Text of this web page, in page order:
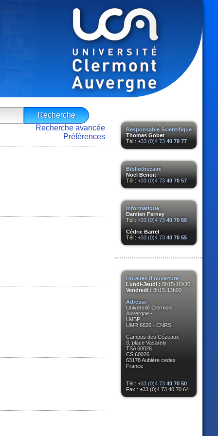
Responsable Scientifique
Thomas Gobet
Tél : +33 (0)4 73 40 79 77
Bibliothécaire
Noël Benoit
Tél : +33 (0)4 73 40 70 57
Informatique
Damien Ferney
Tél : +33 (0)4 73 40 70 68
Cédric Barrel
Tél : +33 (0)4 73 40 70 55
Horaires d'ouverture
Lundi-Jeudi : 8h15-16h30
Vendredi : 8h15-13h00
Adresse
Université Clermont
Auvergne -
LMBP
UMR 6620 - CNRS
Campus des Cézeaux
3, place Vasarely
TSA 60026
CS 60026
63178 Aubière cedex
France
Tél : +33 (0)4 73 40 70 50
Fax : +33 (0)4 73 40 70 64
Recherche avancée
Préférences